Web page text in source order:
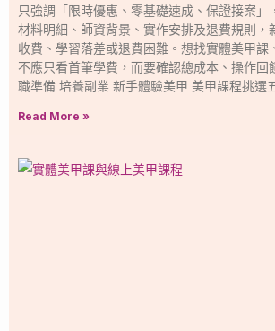
只強調「限時優惠、零基礎速成、保證接案」
材料明細、師資背景、實作安排及退費規則，
收費、學習落差或退費困難。想找實體美甲課
不應只看首筆學費，而要確認總成本、操作回
職準備 培養副業 新手體驗美甲 美甲課程挑選
Read More »